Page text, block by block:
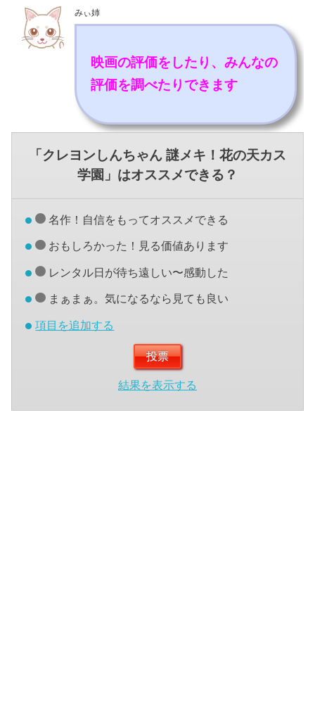
みぃ姉
映画の評価をしたり、みんなの
評価を調べたりできます
「クレヨンしんちゃん 謎メキ！花の天カス
学園」はオススメできる？
名作！自信をもってオススメできる
おもしろかった！見る価値あります
レンタル日が待ち遠しい〜感動した
まぁまぁ。気になるなら見ても良い
項目を追加する
結果を表示する